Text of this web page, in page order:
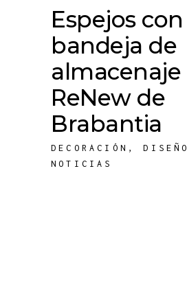
Espejos con
bandeja de
almacenaje
ReNew de
Brabantia
DECORACIÓN ,DISEÑO
NOTICIAS